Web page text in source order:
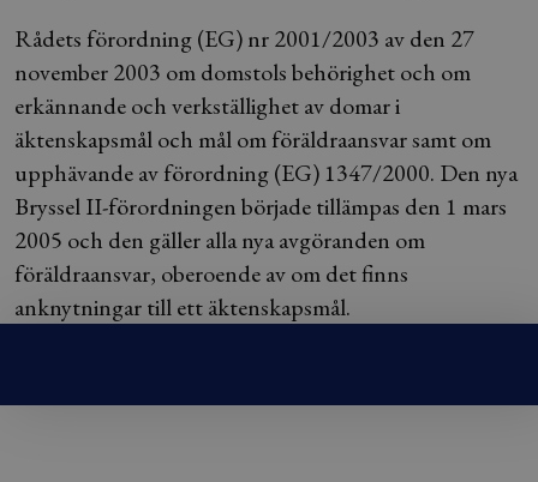
Rådets förordning (EG) nr 2001/2003 av den 27
november 2003 om domstols behörighet och om
erkännande och verkställighet av domar i
äktenskapsmål och mål om föräldraansvar samt om
upphävande av förordning (EG) 1347/2000. Den nya
Bryssel II-förordningen började tillämpas den 1 mars
2005 och den gäller alla nya avgöranden om
föräldraansvar, oberoende av om det finns
anknytningar till ett äktenskapsmål.